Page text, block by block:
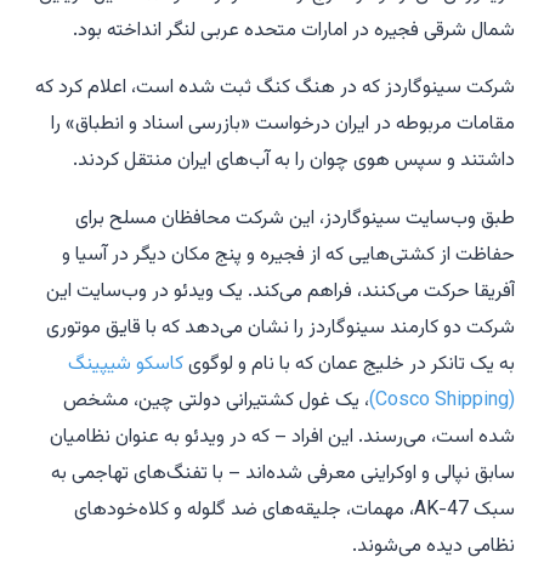
شمال شرقی فجیره در امارات متحده عربی لنگر انداخته بود.
شرکت سینوگاردز که در هنگ کنگ ثبت شده است، اعلام کرد که
مقامات مربوطه در ایران درخواست «بازرسی اسناد و انطباق» را
داشتند و سپس هوی چوان را به آب‌های ایران منتقل کردند.
طبق وب‌سایت سینوگاردز، این شرکت محافظان مسلح برای
حفاظت از کشتی‌هایی که از فجیره و پنج مکان دیگر در آسیا و
آفریقا حرکت می‌کنند، فراهم می‌کند. یک ویدئو در وب‌سایت این
شرکت دو کارمند سینوگاردز را نشان می‌دهد که با قایق موتوری
به یک تانکر در خلیج عمان که با نام و لوگویکاسکو شیپینگ
(Cosco Shipping)
، یک غول کشتیرانی دولتی چین، مشخص
شده است، می‌رسند. این افراد – که در ویدئو به عنوان نظامیان
سابق نپالی و اوکراینی معرفی شده‌اند – با تفنگ‌های تهاجمی به
سبک AK-47، مهمات، جلیقه‌های ضد گلوله و کلاه‌خودهای
نظامی دیده می‌شوند.